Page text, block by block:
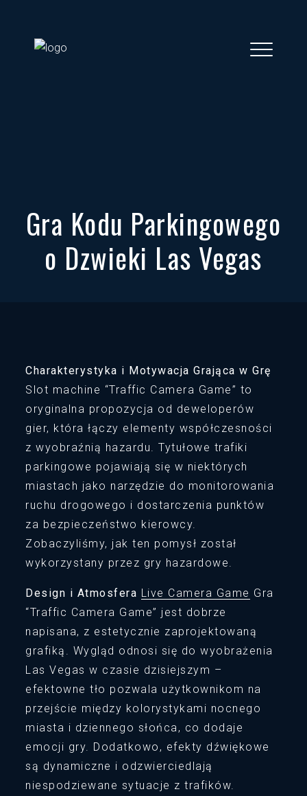
Gra Kodu Parkingowego
o Dzwieki Las Vegas
Charakterystyka i Motywacja Grająca w Grę
Slot machine “Traffic Camera Game” to
oryginalna propozycja od deweloperów
gier, która łączy elementy współczesności
z wyobraźnią hazardu. Tytułowe trafiki
parkingowe pojawiają się w niektórych
miastach jako narzędzie do monitorowania
ruchu drogowego i dostarczenia punktów
za bezpieczeństwo kierowcy.
Zobaczyliśmy, jak ten pomysł został
wykorzystany przez gry hazardowe.
Design i Atmosfera Live Camera Game Gra
“Traffic Camera Game” jest dobrze
napisana, z estetycznie zaprojektowaną
grafiką. Wygląd odnosi się do wyobrażenia
Las Vegas w czasie dzisiejszym –
efektowne tło pozwala użytkownikom na
przejście między kolorystykami nocnego
miasta i dziennego słońca, co dodaje
emocji gry. Dodatkowo, efekty dźwiękowe
są dynamiczne i odzwierciedlają
niespodziewane sytuacje z trafików.